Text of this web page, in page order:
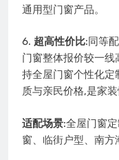
通用型门窗产品。
6. 超高性价比:同等
门窗整体报价较一
持全屋门窗个性化定
质与亲民价格,是家装
适配场景:全屋门窗
窗、临街户型、南方